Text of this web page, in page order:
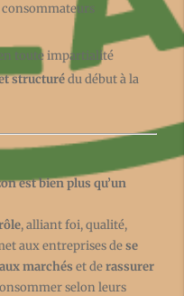
consommateurs
toute impartialité
structurédu début à la
est bien plus qu’un
, alliant foi, qualité,
aux entreprises dese
marchés et derassurer
selon leurs